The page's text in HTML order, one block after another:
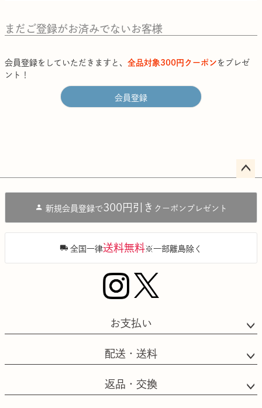
まだご登録がお済みでないお客様
会員登録をしていただきますと、 全品対象300円クーポン をプレゼ
ント！
会員登録
へ
新規会員登録で300円引き クーポンプレゼント
全国一律送料無料※一部離島除く
お支払い
配送・送料
返品・交換